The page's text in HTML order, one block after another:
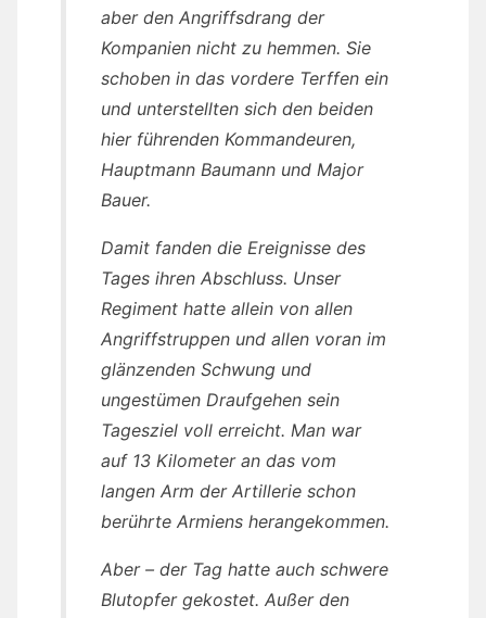
aber den Angriffsdrang der
Kompanien nicht zu hemmen. Sie
schoben in das vordere Terffen ein
und unterstellten sich den beiden
hier führenden Kommandeuren,
Hauptmann Baumann und Major
Bauer.
Damit fanden die Ereignisse des
Tages ihren Abschluss. Unser
Regiment hatte allein von allen
Angriffstruppen und allen voran im
glänzenden Schwung und
ungestümen Draufgehen sein
Tagesziel voll erreicht. Man war
auf 13 Kilometer an das vom
langen Arm der Artillerie schon
berührte Armiens herangekommen.
Aber – der Tag hatte auch schwere
Blutopfer gekostet. Außer den